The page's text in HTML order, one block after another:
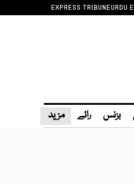
EXPRESS TRIBUNEURDU
بزنس رائے مزید